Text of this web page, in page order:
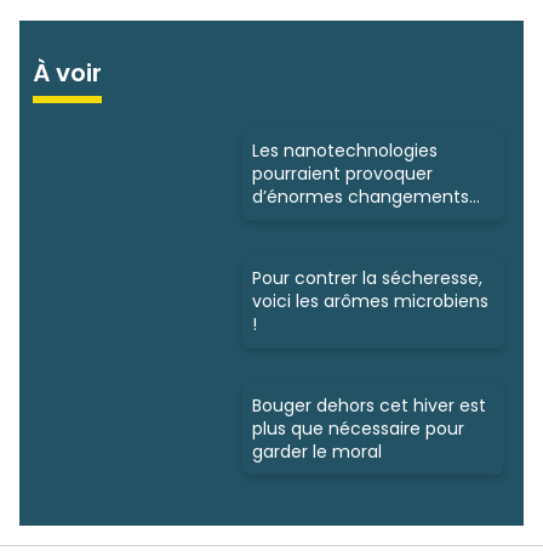
À voir
Les nanotechnologies
pourraient provoquer
d’énormes changements
Pour contrer la sécheresse,
voici les arômes microbiens
!
Bouger dehors cet hiver est
plus que nécessaire pour
garder le moral